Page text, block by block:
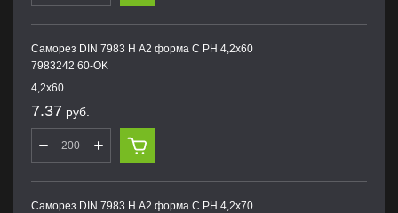
Саморез DIN 7983 H А2 форма С PH 4,2х60
7983242 60-OK
4,2х60
7.37 руб.
Саморез DIN 7983 H А2 форма С PH 4,2х70